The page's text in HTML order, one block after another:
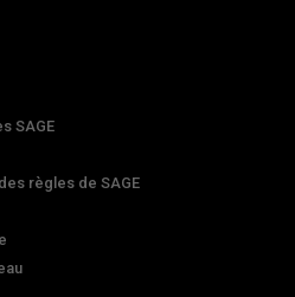
SAGE
règles de SAGE